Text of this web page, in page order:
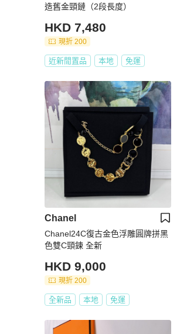
造舊金頸鏈（2段長度）
HKD 7,480
現折 200
近新閒置品 本地 免運
Chanel
Chanel24C復古金色浮雕圓牌拼黑
色雙C頸鍊 全新
HKD 9,000
現折 200
全新品 本地 免運